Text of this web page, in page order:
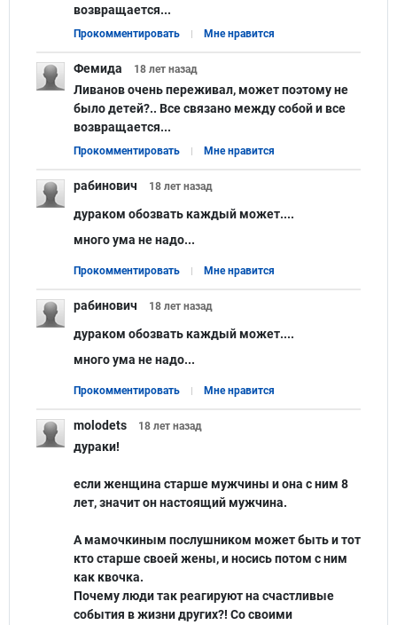
возвращается...
Прокомментировать Мне нравится
Фемида 18 лет назад
Ливанов очень переживал, может поэтому не
было детей?.. Все связано между собой и все
возвращается...
Прокомментировать Мне нравится
рабинович 18 лет назад
дураком обозвать каждый может....
много ума не надо...
Прокомментировать Мне нравится
рабинович 18 лет назад
дураком обозвать каждый может....
много ума не надо...
Прокомментировать Мне нравится
molodets 18 лет назад
дураки!
если женщина старше мужчины и она с ним 8
лет, значит он настоящий мужчина.
А мамочкиным послушником может быть и тот
кто старше своей жены, и носись потом с ним
как квочка.
Почему люди так реагируют на счастливые
события в жизни других?! Со своими